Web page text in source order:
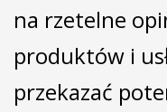
na rzetelne
produktów i
przekazać